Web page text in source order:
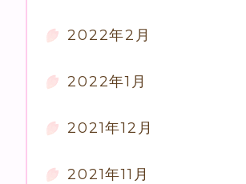
2022年2月
2022年1月
2021年12月
2021年11月